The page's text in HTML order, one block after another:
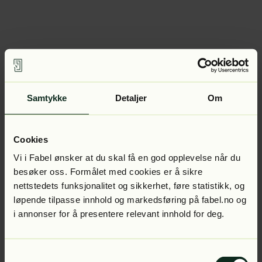
Samtykke Detaljer Om
Cookies
Vi i Fabel ønsker at du skal få en god opplevelse når du
besøker oss. Formålet med cookies er å sikre
nettstedets funksjonalitet og sikkerhet, føre statistikk, og
løpende tilpasse innhold og markedsføring på fabel.no og
i annonser for å presentere relevant innhold for deg.